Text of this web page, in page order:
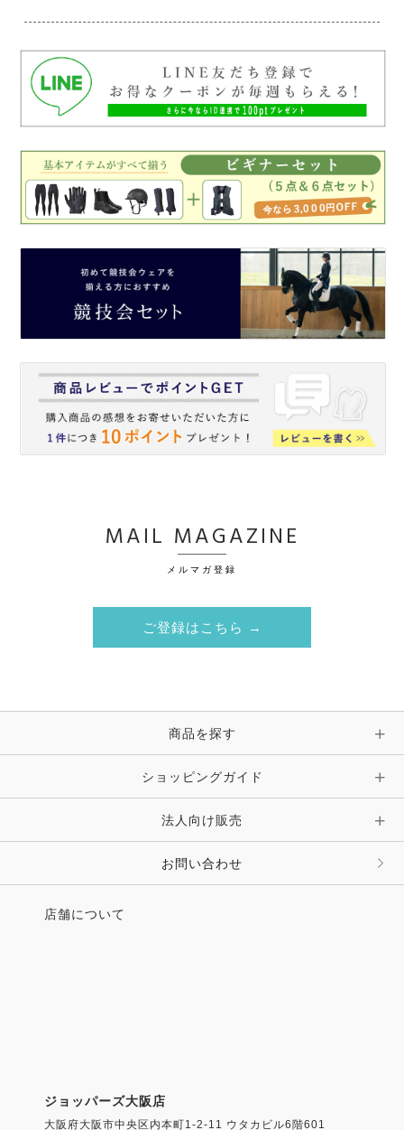
MAIL MAGAZINE
メルマガ登録
ご登録はこちら →
商品を探す
ショッピングガイド
法人向け販売
お問い合わせ
店舗について
ジョッパーズ大阪店
大阪府大阪市中央区内本町1-2-11 ウタカビル6階601